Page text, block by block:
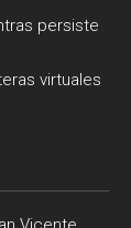
persiste
virtuales